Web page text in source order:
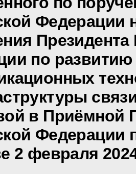
Федерации
Президента
по
в Приёмной
Федерации
2 февраля